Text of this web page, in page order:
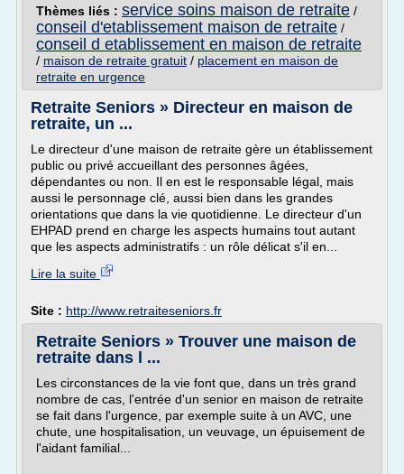
Thèmes liés : service soins maison de retraite /
conseil d'etablissement maison de retraite /
conseil d etablissement en maison de retraite
/ maison de retraite gratuit / placement en maison de
retraite en urgence
Retraite Seniors » Directeur en maison de
retraite, un ...
Le directeur d'une maison de retraite gère un établissement
public ou privé accueillant des personnes âgées,
dépendantes ou non. Il en est le responsable légal, mais
aussi le personnage clé, aussi bien dans les grandes
orientations que dans la vie quotidienne. Le directeur d'un
EHPAD prend en charge les aspects humains tout autant
que les aspects administratifs : un rôle délicat s'il en...
Lire la suite
Site : http://www.retraiteseniors.fr
Retraite Seniors » Trouver une maison de
retraite dans l ...
Les circonstances de la vie font que, dans un très grand
nombre de cas, l'entrée d'un senior en maison de retraite
se fait dans l'urgence, par exemple suite à un AVC, une
chute, une hospitalisation, un veuvage, un épuisement de
l'aidant familial...